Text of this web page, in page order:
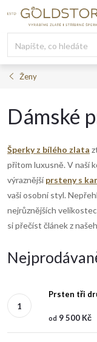
Ženy
Dámské
Šperky z bílého zlata
přitom luxusně. V naší
výraznější prsteny s
vaši osobní styl.
nejrůznějších
si přečíst článek z
Prsten tři
od 9 500 Kč